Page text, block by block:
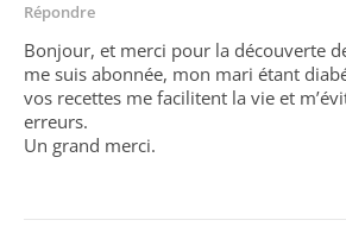
Répondre
Bonjour, et merci pour la découverte
me suis abonnée, mon mari étant
vos recettes me facilitent la vie et
erreurs.
Un grand merci.